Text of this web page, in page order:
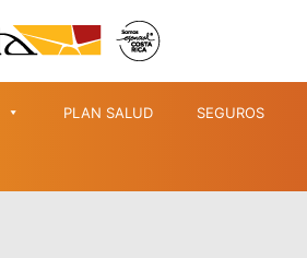
PLAN SALUD SEGUROS